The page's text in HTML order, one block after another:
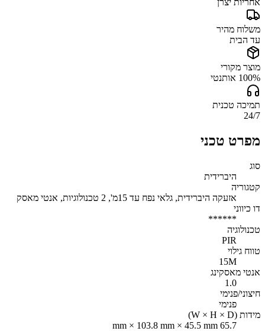
משלוח מהיר
עד הבית
מוצר מקורי
100% אותנטי
תמיכה טכנית
24/7
מפרט טכני
סוג
היברידית
קטגוריה
אזעקה היברידית, גלאי נפח עד 15מ', 2 טכנולוגיות, אנטי מאסק
דו כיווני
******
טכנולוגיה
PIR
טווח גילוי
15M
אנטי מאסקינג
1.0
חיצוני/פנימי
פנימי
מידות (W × H × D)
65.7 mm × 103.8 mm × 45.5 mm